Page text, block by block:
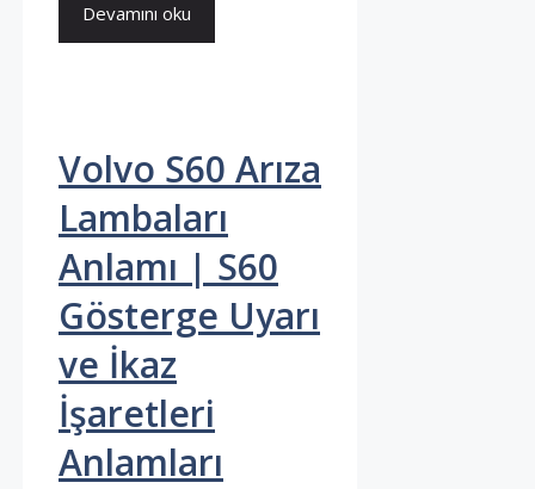
Devamını oku
Volvo S60 Arıza
Lambaları
Anlamı | S60
Gösterge Uyarı
ve İkaz
İşaretleri
Anlamları